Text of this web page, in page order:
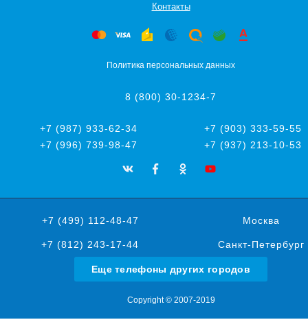
Контакты
Политика персональных данных
8 (800) 30-1234-7
+7 (987) 933-62-34
+7 (903) 333-59-55
+7 (996) 739-98-47
+7 (937) 213-10-53
+7 (499) 112-48-47 Москва
+7 (812) 243-17-44 Санкт-Петербург
Еще телефоны других городов
Copyright © 2007-2019